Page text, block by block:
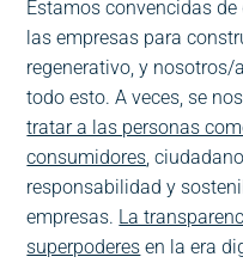
Estamos convencidas
las empresas para
regenerativo, y nosotros/
todo esto. A veces, se
tratar a las personas
consumidores,
responsabilidad y
empresas. La
superpoderes en la era